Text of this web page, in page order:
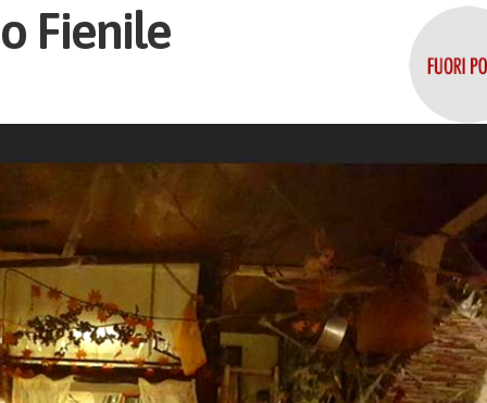
Fienile